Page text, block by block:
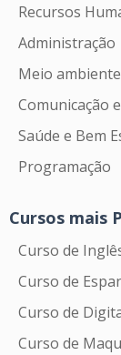
Recursos
Administração
Meio ambiente
Comunicação
Saúde e Bem
Programação
Cursos mais
Curso de
Curso de
Curso de
Curso de